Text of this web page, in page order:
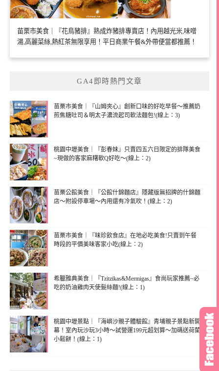
苗栗市美食｜『花鳥豬排』熟成炸豬排專賣店！內用越光米,味噌
湯,高麗菜絲,熱紅茶無限享用！平日商業午餐&外帶便當都推薦！
GA4即時熱門文章
苗栗市美食｜『山姆夾心』創新口味的好吃早餐～推薦奶
煎焦糖吐司＆明太子濃流起司軟法麵包!(線上：3)
桃園中壢美食｜『彭春妹』只賣四五六日限定的排隊美食
~現做的客家麻糬軟Q好吃～(線上：2)
苗栗公館美食｜『公館什錦麵店』隱藏版無招牌的什錦麵
店～附設停車場～內用還有冷氣吹！(線上：2)
苗栗市美食｜『味珍飲食店』在地必吃美食!只賣到午餐
時段的平價美味客家小吃(線上：2)
希臘雅典美食｜『Tzitzikas&Mermigas』食尚玩家推薦~必
吃的奶油雞肉天使髮絲麵!(線上：1)
桃園中壢景點｜『海嶼沙親子體驗館』青埔親子景點新開
幕！室內玩沙玩3小時～試營運199元超划算～加碼送荷蘭
小鬆餅！(線上：1)